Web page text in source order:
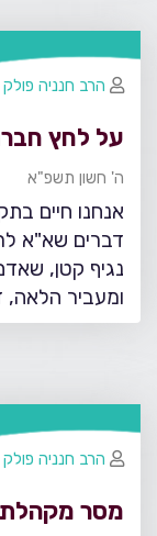
על לחץ
ה' חשון תשפ"א
אנחנו חיים
דברים שא"א
נגיף קטן,
ומעביר
הרב חנניה פולק
מסר
הרב חנניה פולק